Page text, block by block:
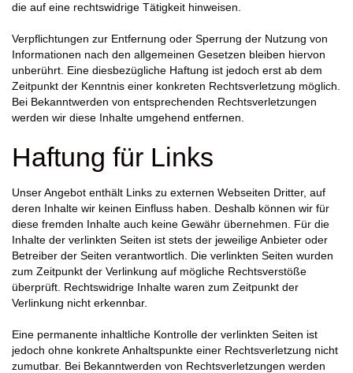
die auf eine rechtswidrige Tätigkeit hinweisen.
Verpflichtungen zur Entfernung oder Sperrung der Nutzung von
Informationen nach den allgemeinen Gesetzen bleiben hiervon
unberührt. Eine diesbezügliche Haftung ist jedoch erst ab dem
Zeitpunkt der Kenntnis einer konkreten Rechtsverletzung möglich.
Bei Bekanntwerden von entsprechenden Rechtsverletzungen
werden wir diese Inhalte umgehend entfernen.
Haftung für Links
Unser Angebot enthält Links zu externen Webseiten Dritter, auf
deren Inhalte wir keinen Einfluss haben. Deshalb können wir für
diese fremden Inhalte auch keine Gewähr übernehmen. Für die
Inhalte der verlinkten Seiten ist stets der jeweilige Anbieter oder
Betreiber der Seiten verantwortlich. Die verlinkten Seiten wurden
zum Zeitpunkt der Verlinkung auf mögliche Rechtsverstöße
überprüft. Rechtswidrige Inhalte waren zum Zeitpunkt der
Verlinkung nicht erkennbar.
Eine permanente inhaltliche Kontrolle der verlinkten Seiten ist
jedoch ohne konkrete Anhaltspunkte einer Rechtsverletzung nicht
zumutbar. Bei Bekanntwerden von Rechtsverletzungen werden